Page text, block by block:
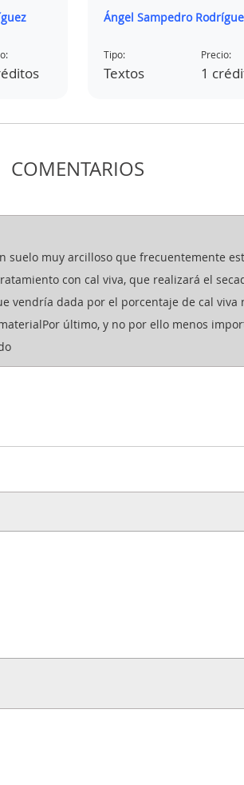
Ángel Sampedro
Tipo:
Textos
Precio:
1
COMENTARIOS
muy arcilloso que frecuentemente
con cal viva, que realizará el
vendría dada por el porcentaje de cal
último, y no por ello menos